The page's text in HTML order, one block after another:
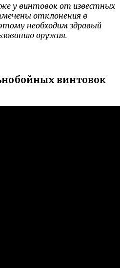
у винтовок от известных
отклонения в
необходим здравый
оружия.
винтовок